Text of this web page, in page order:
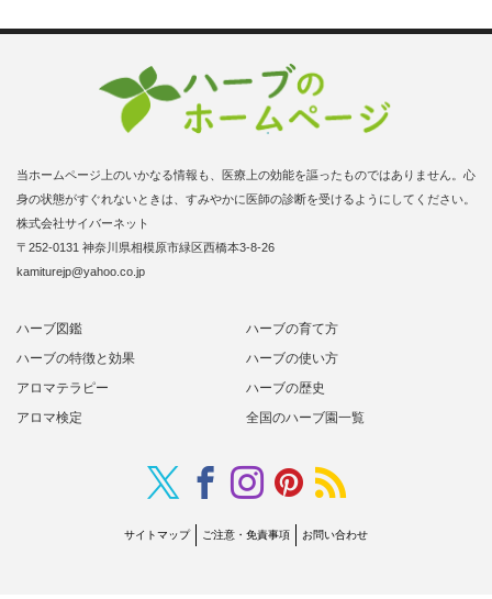
当ホームページ上のいかなる情報も、医療上の効能を謳ったものではありません。心
身の状態がすぐれないときは、すみやかに医師の診断を受けるようにしてください。
株式会社サイバーネット
〒252-0131 神奈川県相模原市緑区西橋本3-8-26
kamiturejp@yahoo.co.jp
ハーブ図鑑
ハーブの育て方
ハーブの特徴と効果
ハーブの使い方
アロマテラピー
ハーブの歴史
アロマ検定
全国のハーブ園一覧
TwitterFacebookInstagramPinterest
RSS
サイトマップ ご注意・免責事項 お問い合わせ